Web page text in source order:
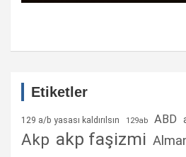
Etiketler
129 a/b yasası kaldırılsın 129ab ABD
Akp akp faşizmi